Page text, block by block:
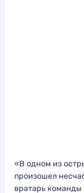
«В одном из
произошел
вратарь команды